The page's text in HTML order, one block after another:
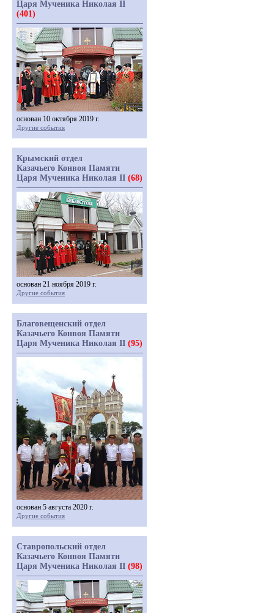
Царя Мученика Николая II
(401)
основан 10 октября 2019 г.
Другие события
Крымский отдел
Казачьего Конвоя Памяти
Царя Мученика Николая II (68)
основан 21 ноября 2019 г.
Другие события
Благовещенский отдел
Казачьего Конвоя Памяти
Царя Мученика Николая II (95)
основан 5 августа 2020 г.
Другие события
Ставропольский отдел
Казачьего Конвоя Памяти
Царя Мученика Николая II (98)